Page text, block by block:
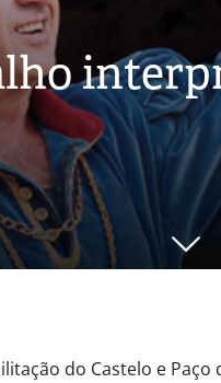
do Castelo e Paço